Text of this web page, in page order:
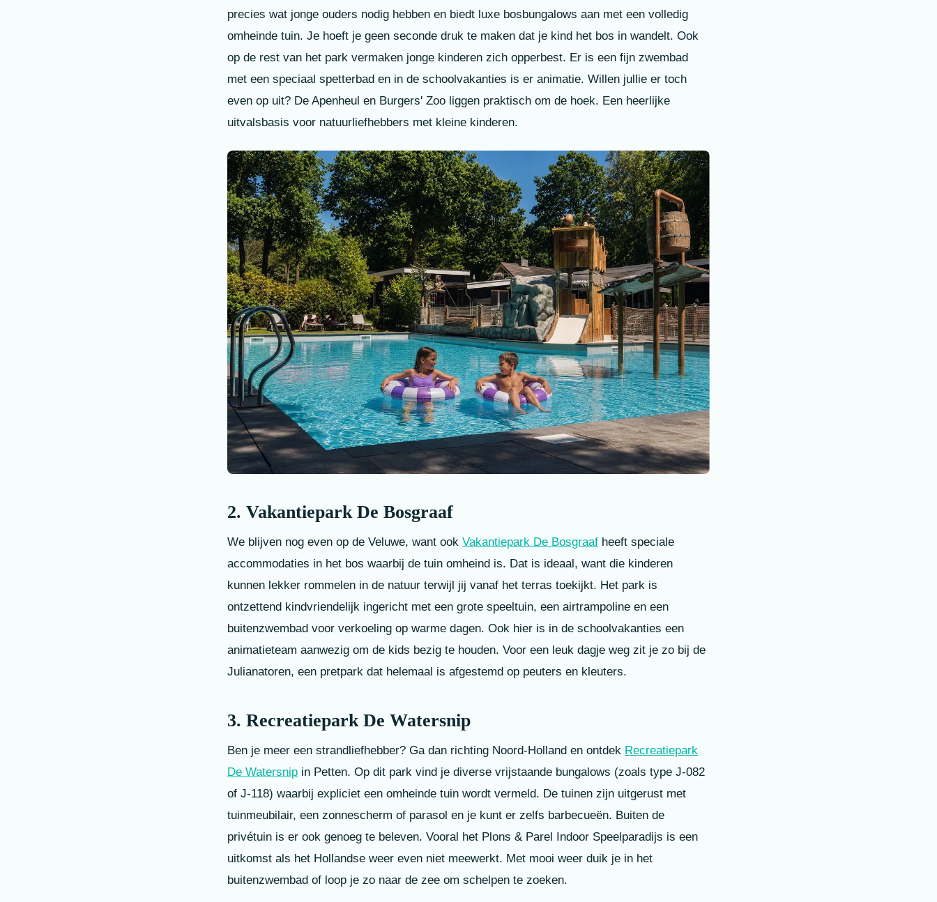
precies wat jonge ouders nodig hebben en biedt luxe bosbungalows aan met een volledig
omheinde tuin. Je hoeft je geen seconde druk te maken dat je kind het bos in wandelt. Ook
op de rest van het park vermaken jonge kinderen zich opperbest. Er is een fijn zwembad
met een speciaal spetterbad en in de schoolvakanties is er animatie. Willen jullie er toch
even op uit? De Apenheul en Burgers' Zoo liggen praktisch om de hoek. Een heerlijke
uitvalsbasis voor natuurliefhebbers met kleine kinderen.
2. Vakantiepark De Bosgraaf
We blijven nog even op de Veluwe, want ook Vakantiepark De Bosgraaf heeft speciale
accommodaties in het bos waarbij de tuin omheind is. Dat is ideaal, want die kinderen
kunnen lekker rommelen in de natuur terwijl jij vanaf het terras toekijkt. Het park is
ontzettend kindvriendelijk ingericht met een grote speeltuin, een airtrampoline en een
buitenzwembad voor verkoeling op warme dagen. Ook hier is in de schoolvakanties een
animatieteam aanwezig om de kids bezig te houden. Voor een leuk dagje weg zit je zo bij de
Julianatoren, een pretpark dat helemaal is afgestemd op peuters en kleuters.
3. Recreatiepark De Watersnip
Ben je meer een strandliefhebber? Ga dan richting Noord-Holland en ontdek Recreatiepark
De Watersnip in Petten. Op dit park vind je diverse vrijstaande bungalows (zoals type J-082
of J-118) waarbij expliciet een omheinde tuin wordt vermeld. De tuinen zijn uitgerust met
tuinmeubilair, een zonnescherm of parasol en je kunt er zelfs barbecueën. Buiten de
privétuin is er ook genoeg te beleven. Vooral het Plons & Parel Indoor Speelparadijs is een
uitkomst als het Hollandse weer even niet meewerkt. Met mooi weer duik je in het
buitenzwembad of loop je zo naar de zee om schelpen te zoeken.